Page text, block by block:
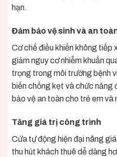
hạn.
Đảm bảo vệ sinh và an
Cơ chế điều khiển không tiếp
giảm nguy cơ nhiễm khuẩn
trọng trong môi trường bệnh
biến chống kẹt và chức năng
bảo vệ an toàn cho trẻ em và
Tăng giá trị công trình
Cửa tự động hiện đại nâng
thu hút khách thuê dễ dàng